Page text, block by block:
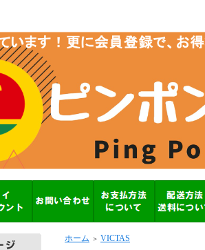
ホーム ＞ VICTAS